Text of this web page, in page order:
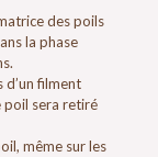
des poils
la phase
d’un filment
poil sera retiré
même sur les